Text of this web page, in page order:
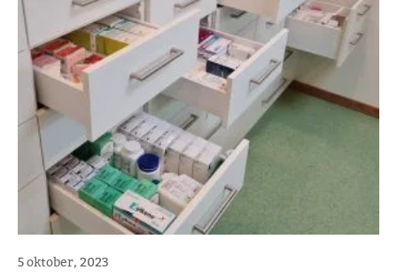
5 oktober, 2023